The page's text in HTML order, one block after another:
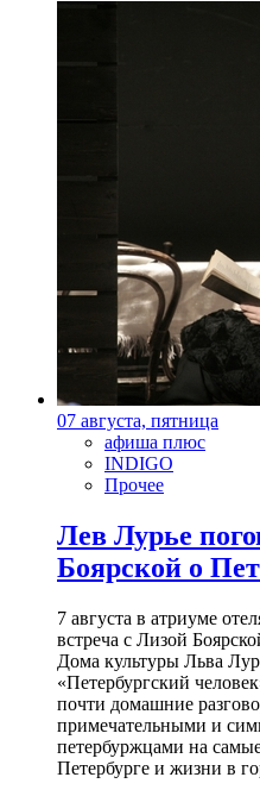
07 августа, пятница
афиша плюс
INDIGO
Прочее
Лев Лурье
Боярской о
7 августа в атриуме
встреча с Лизой
Дома культуры Льва
«Петербургский
почти домашние
примечательными и
петербуржцами на
Петербурге и жизни в